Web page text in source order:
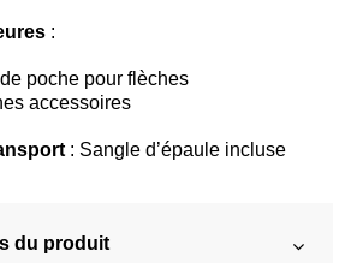
:
poche pour flèches
accessoires
: Sangle d’épaule incluse
du produit